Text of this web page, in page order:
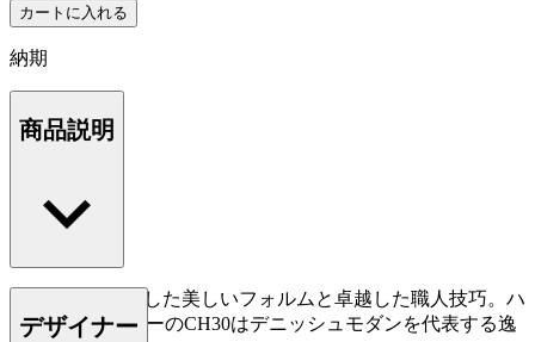
カートに入れる
納期
商品説明
使い心地を追求した美しいフォルムと卓越した職人技巧。ハ
ンス J. ウェグナーのCH30はデニッシュモダンを代表する逸
デザイナー